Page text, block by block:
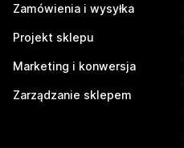
Zamówienia i wysyłka
Projekt sklepu
Marketing i konwersja
Zarządzanie sklepem